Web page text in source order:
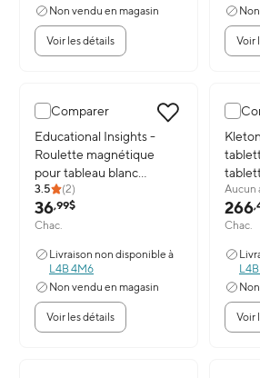
Non vendu en magasin
Voir les détails Voir
Comparer
Image du produit: Educational Insights
Educational Insights -
Roulette magnétique
pour tableau blanc
Spinzone
3.5 (2)
36,99$
Chac.
Livraison non disponible à
L4B 4M6
Non vendu en magasin
Voir les détails
larg. x
(po)
Aucun
266
Chac.
Voir